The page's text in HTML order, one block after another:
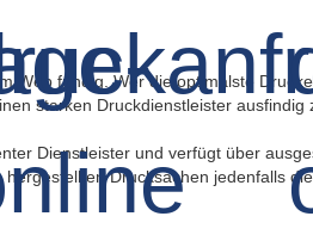
Web fündig. Wer die optimalste
starken Druckdienstleister
Dienstleister und verfügt über
Drucksachen jedenfalls